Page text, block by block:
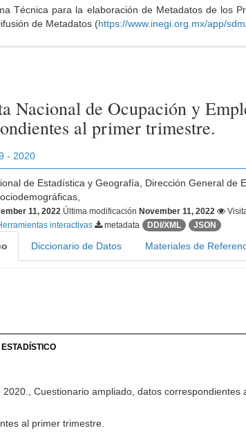
Técnica para la elaboración de Metadatos de los
de Metadatos (https://www.inegi.org.mx/app/
Nacional de Ocupación y
al primer trimestre.
- 2020
de Estadística y Geografía, Dirección General de
11, 2022 Última modificación November 11, 2022
interactivas metadata DDI/XML JSON
Diccionario de Datos Materiales de
Cuestionario ampliado, datos correspondientes
al primer trimestre.